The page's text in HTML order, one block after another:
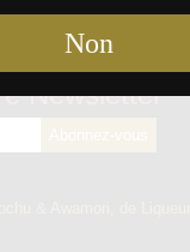
Newsletter
Non